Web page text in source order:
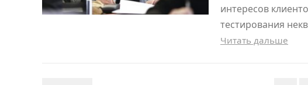
интересов
тестирования
Читать дальше